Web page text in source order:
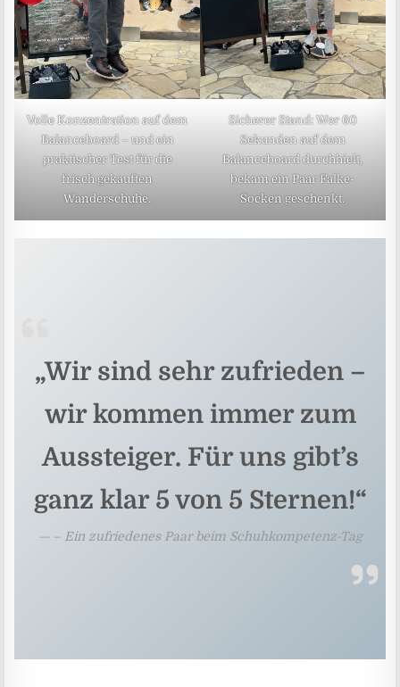
Volle Konzentration auf dem
Balanceboard – und ein
praktischer Test für die
frisch gekauften
Wanderschuhe.
Sicherer Stand: Wer 60
Sekunden auf dem
Balanceboard durchhielt,
bekam ein Paar Falke-
Socken geschenkt.
„Wir sind sehr zufrieden –
wir kommen immer zum
Aussteiger. Für uns gibt’s
ganz klar 5 von 5 Sternen!“
– Ein zufriedenes Paar beim Schuhkompetenz-Tag